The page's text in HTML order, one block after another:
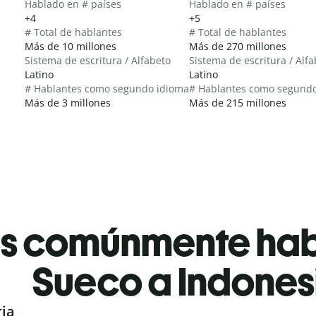
Hablado en # países
+4
# Total de hablantes
Más de 10 millones
Sistema de escritura / Alfabeto
Latino
# Hablantes como segundo idioma
Más de 3 millones
Hablado en # países
+5
# Total de hablantes
Más de 270 millones
Sistema de escritura /
Latino
# Hablantes como
Más de 215 millones
comúnmente
Sueco a